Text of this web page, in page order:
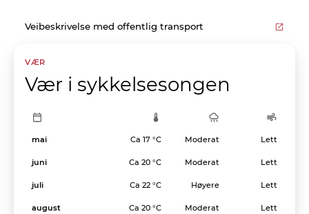
Veibeskrivelse med offentlig transport
VÆR
Vær i sykkelsesongen
mai Ca 17 °C Moderat Lett
juni Ca 20 °C Moderat Lett
juli Ca 22 °C Høyere Lett
august Ca 20 °C Moderat Lett